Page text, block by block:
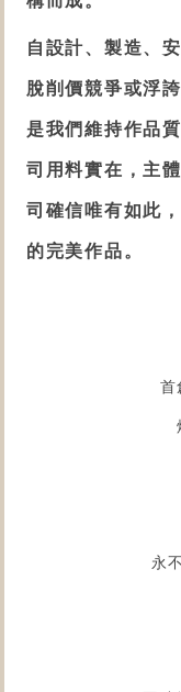
自設計、製造、
脫削價競爭或浮
是我們維持作品
司用料實在，主
司確信唯有如此
的完美作品。
首
永